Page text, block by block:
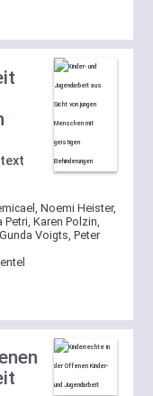
Noemi Heister,
Karen Polzin,
Voigts, Peter